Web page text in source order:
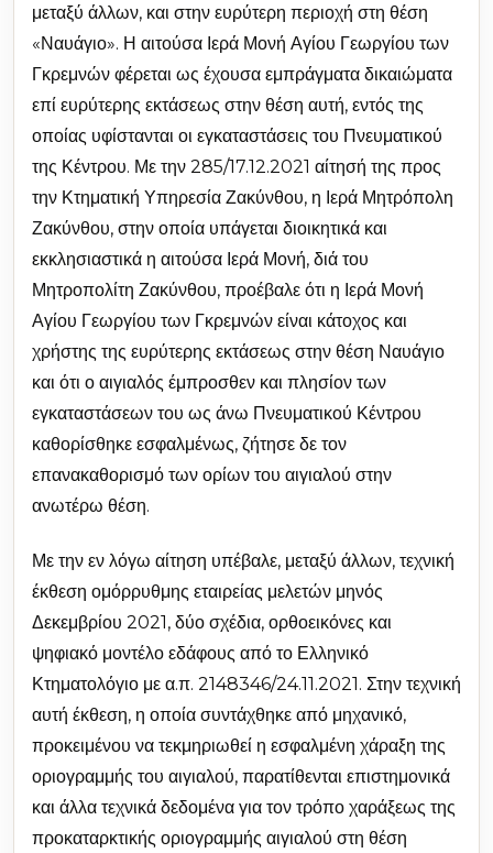
μεταξύ άλλων, και στην ευρύτερη περιοχή στη θέση
«Ναυάγιο». Η αιτούσα Ιερά Μονή Αγίου Γεωργίου των
Γκρεμνών φέρεται ως έχουσα εμπράγματα δικαιώματα
επί ευρύτερης εκτάσεως στην θέση αυτή, εντός της
οποίας υφίστανται οι εγκαταστάσεις του Πνευματικού
της Κέντρου. Με την 285/17.12.2021 αίτησή της προς
την Κτηματική Υπηρεσία Ζακύνθου, η Ιερά Μητρόπολη
Ζακύνθου, στην οποία υπάγεται διοικητικά και
εκκλησιαστικά η αιτούσα Ιερά Μονή, διά του
Μητροπολίτη Ζακύνθου, προέβαλε ότι η Ιερά Μονή
Αγίου Γεωργίου των Γκρεμνών είναι κάτοχος και
χρήστης της ευρύτερης εκτάσεως στην θέση Ναυάγιο
και ότι ο αιγιαλός έμπροσθεν και πλησίον των
εγκαταστάσεων του ως άνω Πνευματικού Κέντρου
καθορίσθηκε εσφαλμένως, ζήτησε δε τον
επανακαθορισμό των ορίων του αιγιαλού στην
ανωτέρω θέση.
Με την εν λόγω αίτηση υπέβαλε, μεταξύ άλλων, τεχνική
έκθεση ομόρρυθμης εταιρείας μελετών μηνός
Δεκεμβρίου 2021, δύο σχέδια, ορθοεικόνες και
ψηφιακό μοντέλο εδάφους από το Ελληνικό
Κτηματολόγιο με α.π. 2148346/24.11.2021. Στην τεχνική
αυτή έκθεση, η οποία συντάχθηκε από μηχανικό,
προκειμένου να τεκμηριωθεί η εσφαλμένη χάραξη της
οριογραμμής του αιγιαλού, παρατίθενται επιστημονικά
και άλλα τεχνικά δεδομένα για τον τρόπο χαράξεως της
προκαταρκτικής οριογραμμής αιγιαλού στη θέση